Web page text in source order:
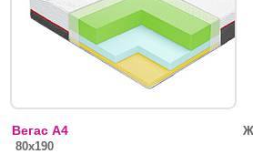
Вегас A4
80x190